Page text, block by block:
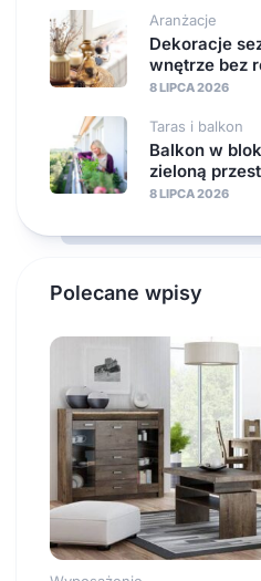
Aranżacje
Dekoracje
wnętrze bez
8 LIPCA 2026
Taras i balkon
Balkon w
zieloną
8 LIPCA 2026
Polecane wpisy